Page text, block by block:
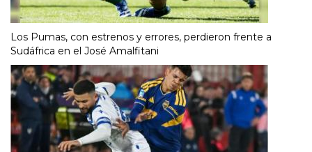
Los Pumas, con estrenos y errores, perdieron frente a
Sudáfrica en el José Amalfitani